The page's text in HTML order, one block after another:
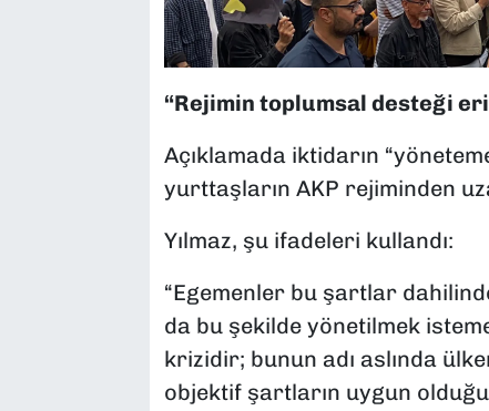
“Rejimin toplumsal desteği
Açıklamada iktidarın
yurttaşların AKP rejiminden
Yılmaz, şu ifadeleri kullandı:
“Egemenler bu şartlar
da bu şekilde yönetilmek
krizidir; bunun adı aslında
objektif şartların uygun